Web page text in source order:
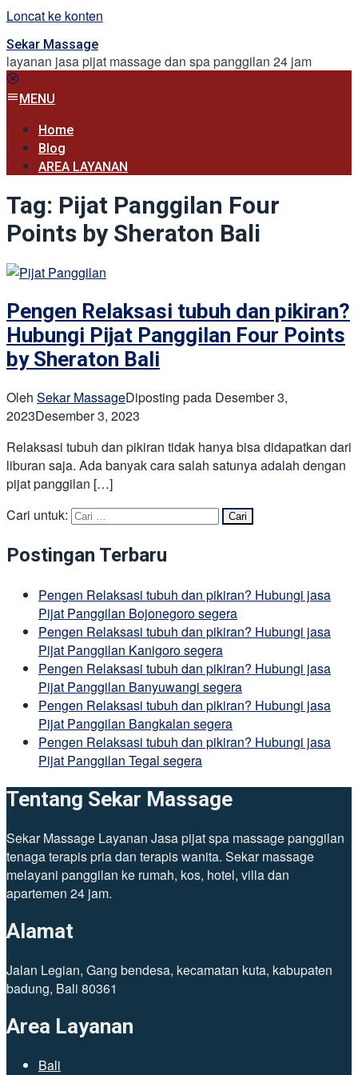
Loncat ke konten
Sekar Massage
layanan jasa pijat massage dan spa panggilan 24 jam
MENU
Home
Blog
AREA LAYANAN
Tag: Pijat Panggilan Four
Points by Sheraton Bali
Pengen Relaksasi tubuh dan pikiran?
Hubungi Pijat Panggilan Four Points
by Sheraton Bali
Oleh Sekar MassageDiposting pada Desember 3,
2023Desember 3, 2023
Relaksasi tubuh dan pikiran tidak hanya bisa didapatkan dari
liburan saja. Ada banyak cara salah satunya adalah dengan
pijat panggilan […]
Cari untuk:
Postingan Terbaru
Pengen Relaksasi tubuh dan pikiran? Hubungi jasa
Pijat Panggilan Bojonegoro segera
Pengen Relaksasi tubuh dan pikiran? Hubungi jasa
Pijat Panggilan Kanigoro segera
Pengen Relaksasi tubuh dan pikiran? Hubungi jasa
Pijat Panggilan Banyuwangi segera
Pengen Relaksasi tubuh dan pikiran? Hubungi jasa
Pijat Panggilan Bangkalan segera
Pengen Relaksasi tubuh dan pikiran? Hubungi jasa
Pijat Panggilan Tegal segera
Tentang Sekar Massage
Sekar Massage Layanan Jasa pijat spa massage panggilan
tenaga terapis pria dan terapis wanita. Sekar massage
melayani panggilan ke rumah, kos, hotel, villa dan
apartemen 24 jam.
Alamat
Jalan Legian, Gang bendesa, kecamatan kuta, kabupaten
badung, Bali 80361
Area Layanan
Bali